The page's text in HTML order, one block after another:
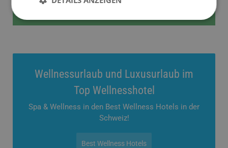
Wellnessurlaub und Luxusurlaub im
Top Wellnesshotel
Spa & Wellness in den Best Wellness Hotels in der
Schweiz!
Best Wellness Hotels